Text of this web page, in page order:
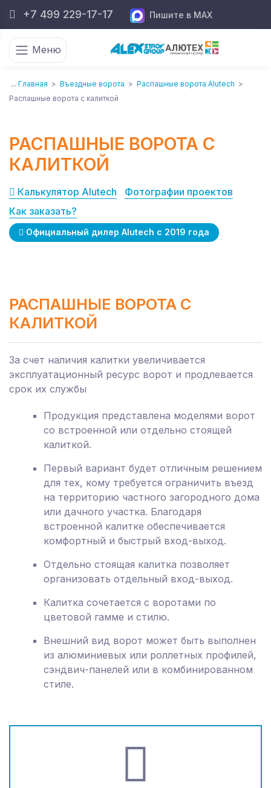
+7 499 229-17-17 Пишите в MAX
Меню
... Главная > Въездные ворота > Распашные ворота Alutech >
Распашные ворота с калиткой
РАСПАШНЫЕ ВОРОТА С
КАЛИТКОЙ
Калькулятор Alutech
Фотографии проектов
Как заказать?
Официальный дилер Alutech с 2019 года
РАСПАШНЫЕ ВОРОТА С
КАЛИТКОЙ
За счет наличия калитки увеличивается
эксплуатационный ресурс ворот и продлевается
срок их службы
Продукция представлена моделями ворот
со встроенной или отдельно стоящей
калиткой.
Первый вариант будет отличным решением
для тех, кому требуется ограничить въезд
на территорию частного загородного дома
или дачного участка. Благодаря
встроенной калитке обеспечивается
комфортный и быстрый вход-выход.
Отдельно стоящая калитка позволяет
организовать отдельный вход-выход.
Калитка сочетается с воротами по
цветовой гамме и стилю.
Внешний вид ворот может быть выполнен
из алюминиевых или роллетных профилей,
сэндвич-панелей или в комбинированном
стиле.